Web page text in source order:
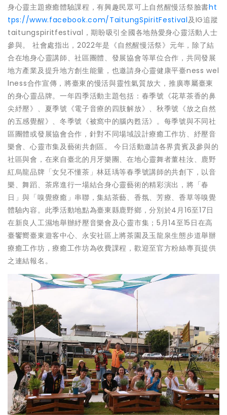
身心靈主題療癒體驗課程，有興趣民眾可上自然醒慢活祭臉書ht
tps://www.facebook.com/TaitungSpiritFestival及IG追蹤
taitungspiritfestival，期盼吸引全國各地熱愛身心靈活動人士
參與。 社會處指出，2022年是《自然醒慢活祭》元年，除了結
合在地身心靈講師、社區團體、發展協會等單位合作，共同發展
地方產業及提升地方創生能量，也邀請身心靈健康平臺ness wel
lness合作宣傳，將臺東的慢活與靈性氣質放大，推廣專屬臺東
的身心靈品牌。一年四季活動主題包括：春季號《花草茶香的鼻
尖紓壓》、夏季號《電子音療的四肢解放》、秋季號《放之自然
的五感覺醒》、冬季號《被窩中的腦內甦活》。每季號與不同社
區團體或發展協會合作，針對不同場域設計療癒工作坊、紓壓音
樂會、心靈市集及藝術共創區。 今日活動邀請各界貴賓及參與的
社區與會，在來自臺北的月牙樂團、在地心靈舞者董桂汝、鹿野
紅烏龍品牌「女兒不懂茶」林廷瑀等春季號講師的共創下，以音
樂、舞蹈、茶席進行一場結合身心靈藝術的精彩演出，將「春
日」與「嗅覺療癒」串聯，集結茶藝、香氛、芳療、香草等嗅覺
體驗內容。此季活動地點為臺東縣鹿野鄉，分別於4月16至17日
在新良人工濕地舉辦紓壓音樂會及心靈市集；5月14至15日在高
臺饗嚮臺東遊客中心、永安社區上將茶園及玉龍泉生態步道舉辦
療癒工作坊，療癒工作坊為收費課程，歡迎至官方粉絲專頁提供
之連結報名。